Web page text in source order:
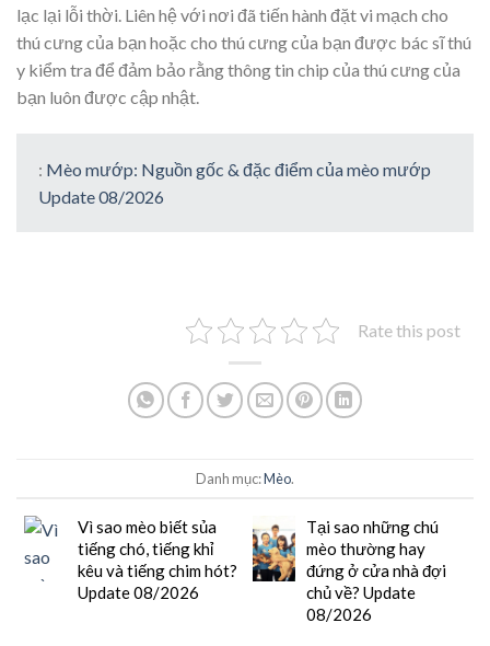
lạc lại lỗi thời. Liên hệ với nơi đã tiến hành đặt vi mạch cho
thú cưng của bạn hoặc cho thú cưng của bạn được bác sĩ thú
y kiểm tra để đảm bảo rằng thông tin chip của thú cưng của
bạn luôn được cập nhật.
: Mèo mướp: Nguồn gốc & đặc điểm của mèo mướp
Update 08/2026
Rate this post
Danh mục:Mèo.
Vì sao mèo biết sủa
tiếng chó, tiếng khỉ
kêu và tiếng chim hót?
Update 08/2026
Tại sao những chú
mèo thường hay
đứng ở cửa nhà đợi
chủ về? Update
08/2026